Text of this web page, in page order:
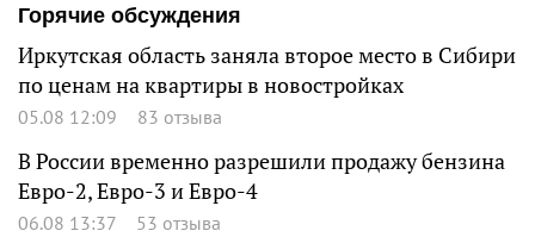
Горячие обсуждения
Иркутская область заняла второе место в Сибири
по ценам на квартиры в новостройках
05.08 12:09 83 отзыва
В России временно разрешили продажу бензина
Евро-2, Евро-3 и Евро-4
06.08 13:37 53 отзыва